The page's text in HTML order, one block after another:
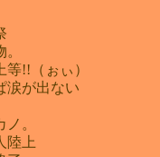
等!!（ぉぃ）
涙が出ない
ノ。
陸上